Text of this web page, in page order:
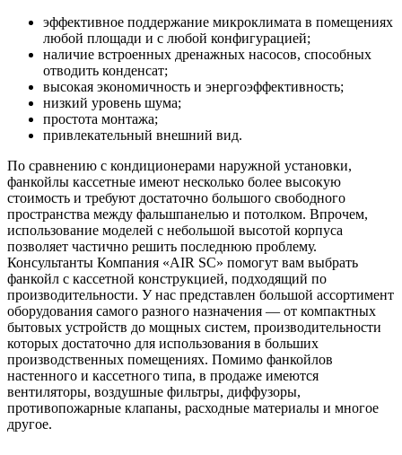
эффективное поддержание микроклимата в помещениях
любой площади и с любой конфигурацией;
наличие встроенных дренажных насосов, способных
отводить конденсат;
высокая экономичность и энергоэффективность;
низкий уровень шума;
простота монтажа;
привлекательный внешний вид.
По сравнению с кондиционерами наружной установки,
фанкойлы кассетные имеют несколько более высокую
стоимость и требуют достаточно большого свободного
пространства между фальшпанелью и потолком. Впрочем,
использование моделей с небольшой высотой корпуса
позволяет частично решить последнюю проблему.
Консультанты Компания «AIR SC» помогут вам выбрать
фанкойл с кассетной конструкцией, подходящий по
производительности. У нас представлен большой ассортимент
оборудования самого разного назначения — от компактных
бытовых устройств до мощных систем, производительности
которых достаточно для использования в больших
производственных помещениях. Помимо фанкойлов
настенного и кассетного типа, в продаже имеются
вентиляторы, воздушные фильтры, диффузоры,
противопожарные клапаны, расходные материалы и многое
другое.